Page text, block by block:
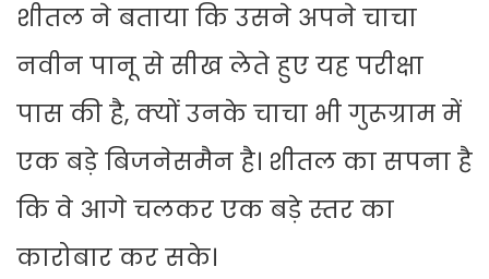
शीतल ने बताया कि उसने अपने चाचा
नवीन पानू से सीख लेते हुए यह परीक्षा
पास की है, क्यों उनके चाचा भी गुरूग्राम में
एक बड़े बिजनेसमैन है। शीतल का सपना है
कि वे आगे चलकर एक बड़े स्तर का
कारोबार कर सके।